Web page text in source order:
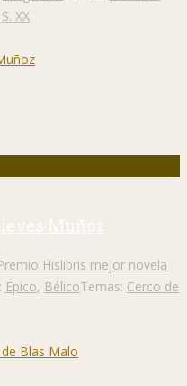
S. XX
Muñoz
Hislibris mejor novela
Épico, BélicoTemas: Cerco de